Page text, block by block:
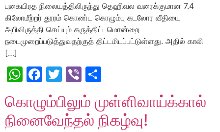
புகையிரத நிலையத்திலிருந்து தெஹிவல வரைக்குமான 7.4
கிலோமீற்றர் தூரம் கொண்ட கொழும்பு கடலோர வீதியை
அபிவிருத்தி செய்யும் கருத்திட்டமொன்றை
நடைமுறைப்படுத்துவதற்குத் திட்டமிடப்பட்டுள்ளது. அதில் காலி
[…]
WhatsApp
Facebook
Twitter
Viber
கொழும்பிலும் முள்ளிவாய்க்கால்
நினைவேந்தல் நிகழ்வு!